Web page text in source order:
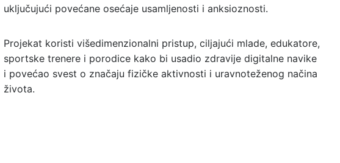
uključujući povećane osećaje usamljenosti i anksioznosti.
Projekat koristi višedimenzionalni pristup, ciljajući mlade, edukatore,
sportske trenere i porodice kako bi usadio zdravije digitalne navike
i povećao svest o značaju fizičke aktivnosti i uravnoteženog načina
života.